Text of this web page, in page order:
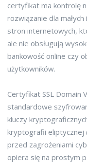
certyfikat ma kontrolę
rozwiązanie dla
stron internetowych,
ale nie obsługują
bankowość online czy
użytkowników.
Certyfikat SSL Domain
standardowe
kluczy
kryptografii eliptycznej
przed zagrożeniami
opiera się na prostym